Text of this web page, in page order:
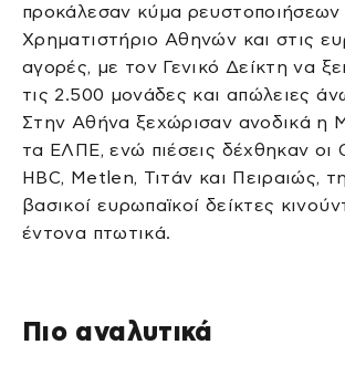
προκάλεσαν κύμα ρευστοποιήσεων
Χρηματιστήριο Αθηνών και στις
αγορές, με τον Γενικό Δείκτη να
τις 2.500 μονάδες και απώλειες
Στην Αθήνα ξεχώρισαν ανοδικά η
τα ΕΛΠΕ, ενώ πιέσεις δέχθηκαν οι
HBC, Metlen, Τιτάν και Πειραιώς,
βασικοί ευρωπαϊκοί δείκτες
έντονα πτωτικά.
Πιο αναλυτικά